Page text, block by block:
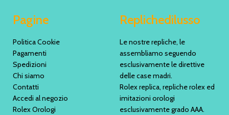
Pagine
Politica Cookie
Pagamenti
Spedizioni
Chi siamo
Contatti
Accedi al negozio
Rolex Orologi
Replichedilusso
Le nostre repliche, le
assembliamo seguendo
esclusivamente le direttive
delle case madri.
Rolex replica, repliche rolex ed
imitazioni orologi
esclusivamente grado AAA.